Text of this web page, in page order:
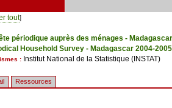
tout]
périodique auprès des ménages -
Household Survey - Madagascar 2004-
: Institut National de la Statistique (INSTAT)
Ressources